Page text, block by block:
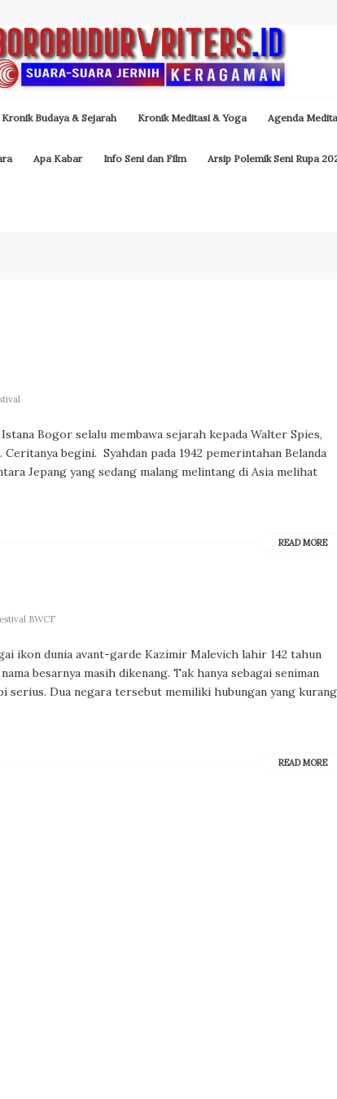
Kronik Budaya & Sejarah Kronik Meditasi & Yoga Agenda
Apa Kabar Info Seni dan Film Arsip Polemik Seni Rupa
Bogor selalu membawa sejarah kepada Walter Spies,
begini. Syahdan pada 1942 pemerintahan Belanda
Jepang yang sedang malang melintang di Asia melihat
READ MORE
BWCF
ikon dunia avant-garde Kazimir Malevich lahir 142 tahun
besarnya masih dikenang. Tak hanya sebagai seniman
serius. Dua negara tersebut memiliki hubungan yang kurang
READ MORE